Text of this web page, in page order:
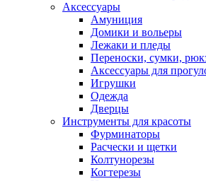
Аксессуары
Амуниция
Домики и вольеры
Лежаки и пледы
Переноски, сумки,
Аксессуары для
Игрушки
Одежда
Дверцы
Инструменты для красоты
Фурминаторы
Расчески и щетки
Колтунорезы
Когтерезы